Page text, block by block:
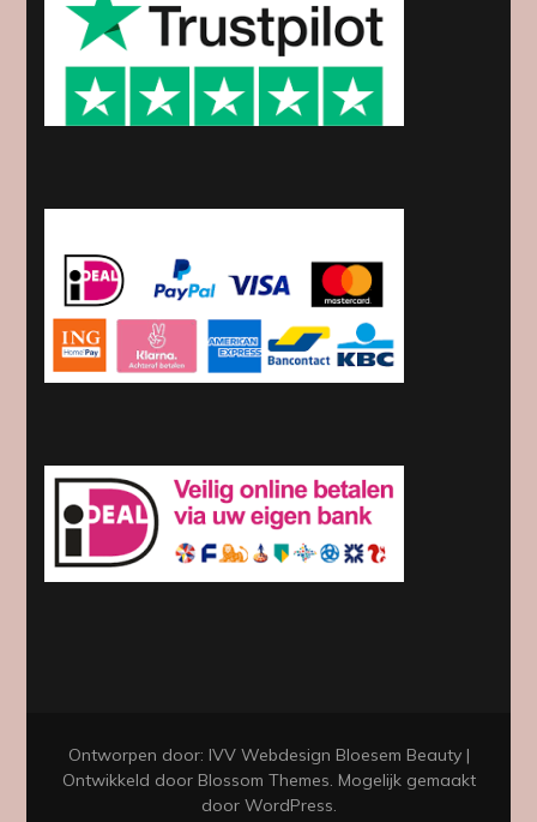
Ontworpen door: IVV Webdesign Bloesem Beauty |
Ontwikkeld door Blossom Themes. Mogelijk gemaakt
door WordPress.